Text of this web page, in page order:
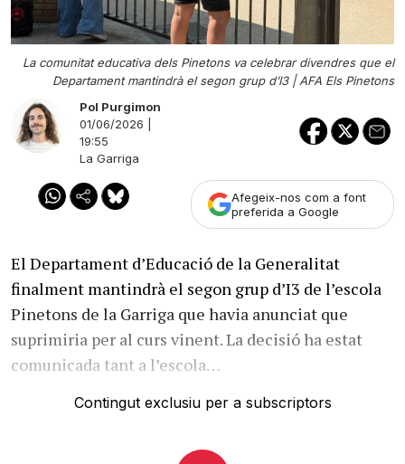
La comunitat educativa dels Pinetons va celebrar divendres que el
Departament mantindrà el segon grup d’I3 |AFA Els Pinetons
Pol Purgimon
01/06/2026 |
19:55
La Garriga
Afegeix-nos com a font
preferida a Google
El Departament d’Educació de la Generalitat
finalment mantindrà el segon grup d’I3 de l’escola
Pinetons de la Garriga que havia anunciat que
suprimiria per al curs vinent. La decisió ha estat
comunicada tant a l’escola…
Contingut exclusiu per a subscriptors